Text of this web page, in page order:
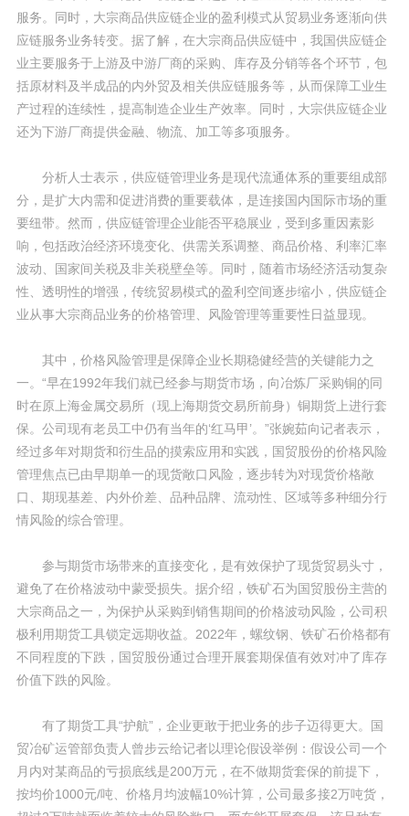
服务。同时，大宗商品供应链企业的盈利模式从贸易业务逐渐向供
应链服务业务转变。据了解，在大宗商品供应链中，我国供应链企
业主要服务于上游及中游厂商的采购、库存及分销等各个环节，包
括原材料及半成品的内外贸及相关供应链服务等，从而保障工业生
产过程的连续性，提高制造企业生产效率。同时，大宗供应链企业
还为下游厂商提供金融、物流、加工等多项服务。
分析人士表示，供应链管理业务是现代流通体系的重要组成部
分，是扩大内需和促进消费的重要载体，是连接国内国际市场的重
要纽带。然而，供应链管理企业能否平稳展业，受到多重因素影
响，包括政治经济环境变化、供需关系调整、商品价格、利率汇率
波动、国家间关税及非关税壁垒等。同时，随着市场经济活动复杂
性、透明性的增强，传统贸易模式的盈利空间逐步缩小，供应链企
业从事大宗商品业务的价格管理、风险管理等重要性日益显现。
其中，价格风险管理是保障企业长期稳健经营的关键能力之
一。“早在1992年我们就已经参与期货市场，向冶炼厂采购铜的同
时在原上海金属交易所（现上海期货交易所前身）铜期货上进行套
保。公司现有老员工中仍有当年的‘红马甲’。”张婉茹向记者表示，
经过多年对期货和衍生品的摸索应用和实践，国贸股份的价格风险
管理焦点已由早期单一的现货敞口风险，逐步转为对现货价格敞
口、期现基差、内外价差、品种品牌、流动性、区域等多种细分行
情风险的综合管理。
参与期货市场带来的直接变化，是有效保护了现货贸易头寸，
避免了在价格波动中蒙受损失。据介绍，铁矿石为国贸股份主营的
大宗商品之一，为保护从采购到销售期间的价格波动风险，公司积
极利用期货工具锁定远期收益。2022年，螺纹钢、铁矿石价格都有
不同程度的下跌，国贸股份通过合理开展套期保值有效对冲了库存
价值下跌的风险。
有了期货工具“护航”，企业更敢于把业务的步子迈得更大。国
贸冶矿运管部负责人曾步云给记者以理论假设举例：假设公司一个
月内对某商品的亏损底线是200万元，在不做期货套保的前提下，
按均价1000元/吨、价格月均波幅10%计算，公司最多接2万吨货，